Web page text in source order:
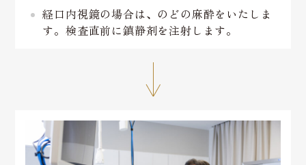
経口内視鏡の場合は、のどの麻酔をいたしま
す。検査直前に鎮静剤を注射します。